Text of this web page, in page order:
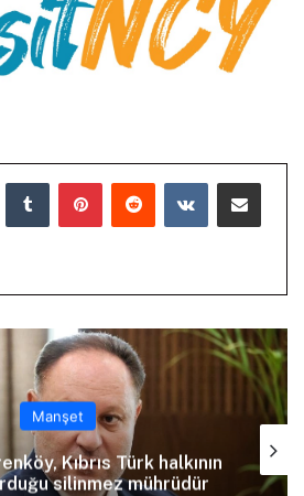
Tumblr PinterestReddit VKontakteE-Posta ile paylaş
Manşet
Kıbrıs Türk halkının
silinmez mührüdür